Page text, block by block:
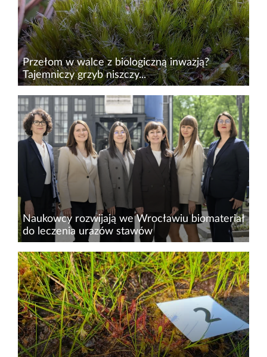
Przełom w walce z biologiczną inwazją?
Tajemniczy grzyb niszczy...
Antropogeniczna transformacja biosfery
doprowadziła do gwałtownego wzrostu inwazji
biologicznych. Proces ten powszechnie uznaje
się za jeden z głównych motorów
współczesnego kryzysu bioróżnorodności...
Naukowcy rozwijają we Wrocławiu biomateriał
do leczenia urazów stawów
Naukowcy z Politechniki Wrocławskiej, we
współpracy z partnerami z Polski, Słowenii oraz
Kanady, opracują innowacyjny biomateriał do
regeneracji chrząstek i kości.&nbsp;Projekt
REGENESIS&nbsp;ma...